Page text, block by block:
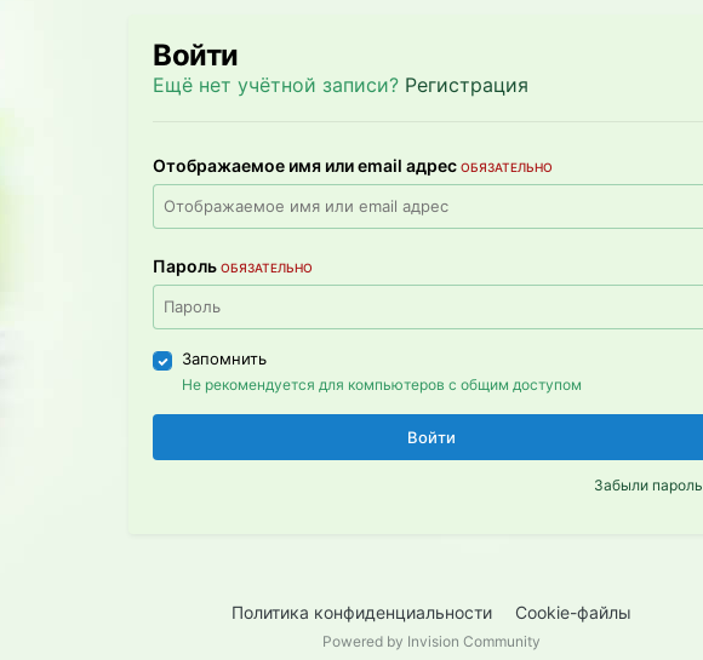
Войти
Ещё нет учётной записи? Регистрация
Отображаемое имя или email адрес ОБЯЗАТЕЛЬНО
Пароль ОБЯЗАТЕЛЬНО
Запомнить
Не рекомендуется для компьютеров с общим доступом
Войти
Забыли
Политика конфиденциальности Cookie-файлы
Powered by Invision Community